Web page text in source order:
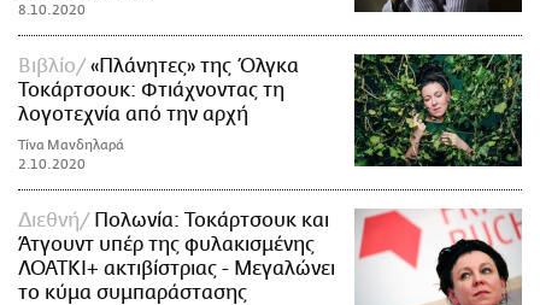
8.10.2020
Βιβλίο
«Πλάνητες» της Όλγκα
Τοκάρτσουκ: Φτιάχνοντας τη
λογοτεχνία από την αρχή
Τίνα Μανδηλαρά
2.10.2020
Διεθνή
Πολωνία: Τοκάρτσουκ και
Άτγουντ υπέρ της φυλακισμένης
ΛΟΑΤΚΙ+ ακτιβίστριας - Μεγαλώνει
το κύμα συμπαράστασης